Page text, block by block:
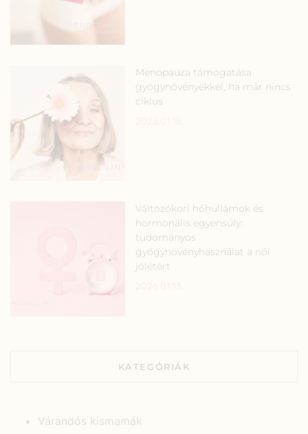
Menopauza támogatása
gyógynövényekkel, ha már nincs
ciklus
Változókori hőhullámok és
hormonális egyensúly:
tudományos
gyógynövényhasználat a női
jólétért
KATEGÓRIÁK
Várandós kismamák